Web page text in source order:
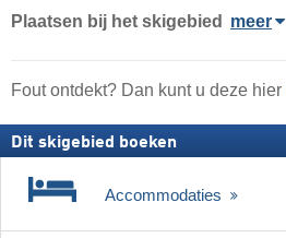
Plaatsen bij het skigebied meer
Fout ontdekt? Dan kunt u deze hier
Dit skigebied boeken
Accommodaties